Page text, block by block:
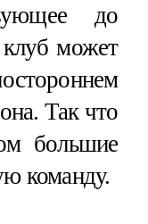
до
клуб может
Так что
большие
команду.